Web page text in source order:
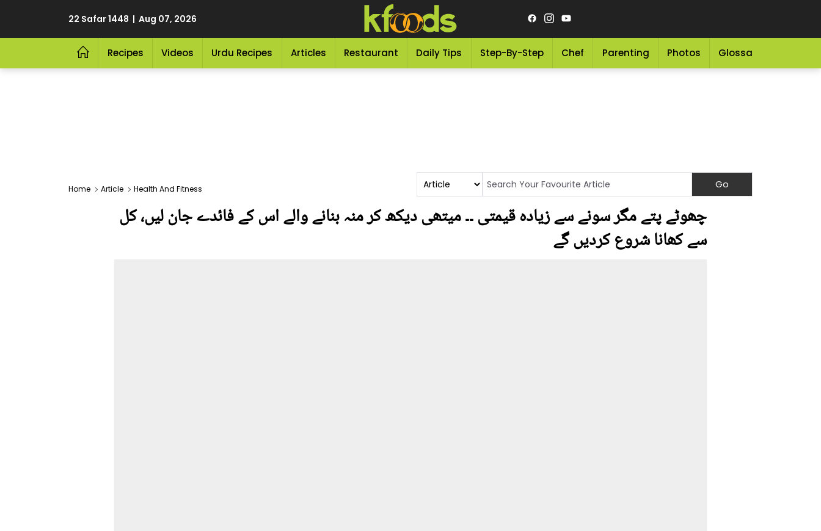
22 Safar 1448 | Aug 07, 2026
Recipes Videos Urdu Recipes Articles Restaurant Daily Tips Step-By-Step Chef Parenting Photos Glossary
Home Article Health And Fitness
چھوٹے پتے مگر سونے سے زیادہ قیمتی ۔۔ میتھی دیکھ کر منہ بنانے والے اس کے فائدے جان لیں، کل
سے کھانا شروع کردیں گے